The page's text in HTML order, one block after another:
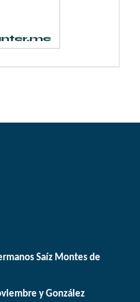
Saíz Montes de
y González